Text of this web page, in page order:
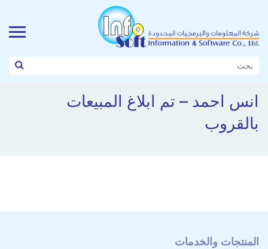
انس احمد – تم ابلاغ المبيعات
بالقروب
المنتجات والخدمات